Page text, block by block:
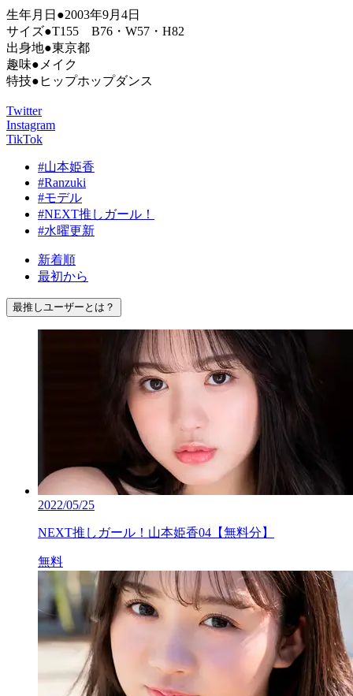
生年月日●2003年9月4日
サイズ●T155 B76・W57・H82
出身地●東京都
趣味●メイク
特技●ヒップホップダンス
Twitter
Instagram
TikTok
#山本姫香
#Ranzuki
#モデル
#NEXT推しガール！
#水曜更新
新着順
最初から
最推しユーザーとは？
2022/05/25
NEXT推しガール！山本姫香04【無料分】
無料